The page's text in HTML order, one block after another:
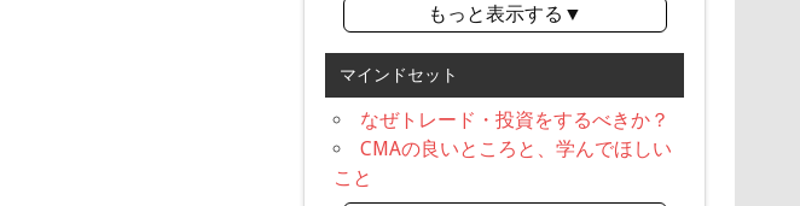
もっと表示する▼
マインドセット
なぜトレード・投資をするべきか？
CMAの良いところと、学んでほしい
こと